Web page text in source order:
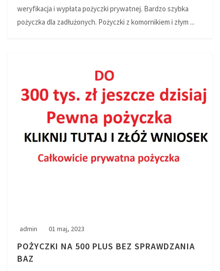
weryfikacja i wypłata pożyczki prywatnej. Bardzo szybka
pożyczka dla zadłużonych. Pożyczki z komornikiem i złym ...
admin 01 maj, 2023
POŻYCZKI NA 500 PLUS BEZ SPRAWDZANIA
BAZ